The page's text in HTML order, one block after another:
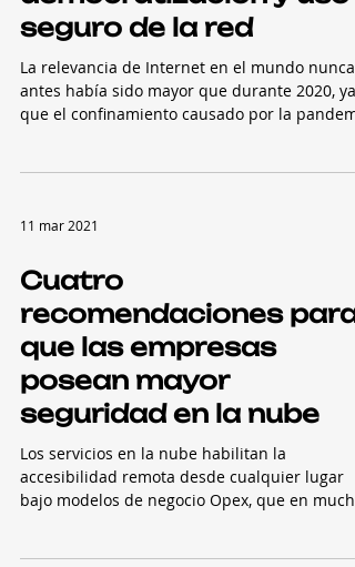
trabajar por la
democratización y uso
seguro de la red
La relevancia de Internet en el mundo nunca
que el confinamiento causado por la
11 mar 2021
Cuatro
recomendaciones para
que las empresas
posean mayor
seguridad en la nube
Los servicios en la nube habilitan la
bajo modelos de negocio Opex, que en